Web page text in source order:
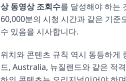
상 동영상 조회수를 달성해야 하는
60,000분의 시청 시간과 같은 기준
수 있음을 시사합니다.
위치와 콘텐츠 규칙 역시 동등하게
드, Australia, 뉴질랜드와 같은 적